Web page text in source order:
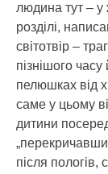
людина тут – у
розділі,
світотвір –
пізнішого
пелюшках від
саме у цьому
дитини
після